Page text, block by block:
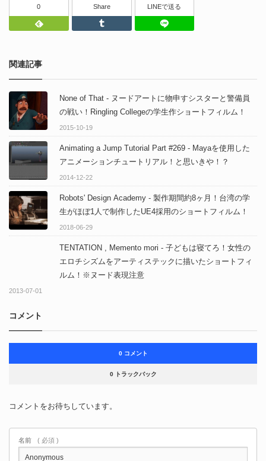
0
Feedly
Share
Tumblr
LINEで送る
関連記事
None of That - ヌードアートに物申すシスターと警備員
の戦い！Ringling Collegeの学生作ショートフィルム！
2015-10-19
Animating a Jump Tutorial Part #269 - Mayaを使用した
アニメーションチュートリアル！と思いきや！？
2014-12-22
Robots' Design Academy - 製作期間約8ヶ月！台湾の学
生がほぼ1人で制作したUE4採用のショートフィルム！
2018-06-29
TENTATION , Memento mori - 子どもは寝てろ！女性の
エロチシズムをアーティステックに描いたショートフィ
ルム！※ヌード表現注意
2013-07-01
コメント
0 コメント
0 トラックバック
コメントをお待ちしています。
名前 ( 必須 )